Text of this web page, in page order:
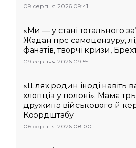
09 серпня 2026 09:41
«Ми — у стані тотального
Жадан про самоцензуру,
фанатів, творчі кризи,
09 серпня 2026 09:55
«Шлях родин іноді навіть
хлопців у полоні». Мама
дружина військового й
Коордштабу
06 серпня 2026 08:00